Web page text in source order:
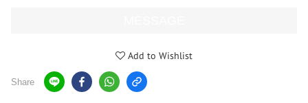
Add to Wishlist
Share